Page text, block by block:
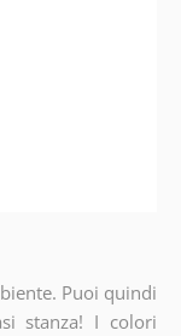
Puoi quindi
stanza! I colori